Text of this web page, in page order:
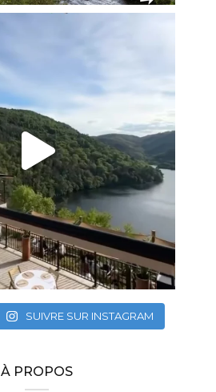
SUIVRE SUR INSTAGRAM
À PROPOS